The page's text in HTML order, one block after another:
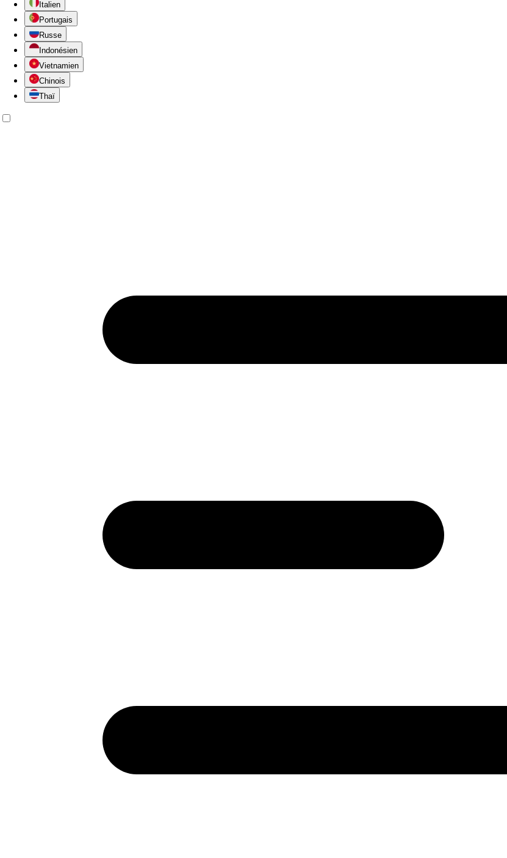
Italien
Portugais
Russe
Indonésien
Vietnamien
Chinois
Thaï